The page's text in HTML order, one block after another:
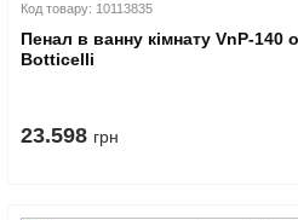
Код товару: 10113835
Пенал в ванну кімнату VnP-140
Botticelli
23.598 грн